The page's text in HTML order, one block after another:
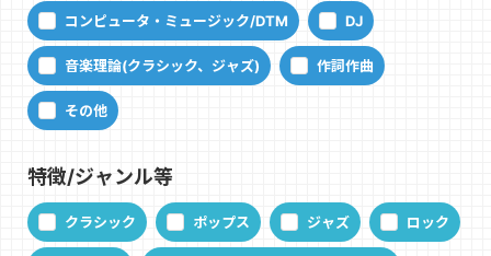
コンピュータ・ミュージック/DTM DJ
音楽理論(クラシック、ジャズ) 作詞作曲
その他
特徴/ジャンル等
クラシック ポップス ジャズ ロック